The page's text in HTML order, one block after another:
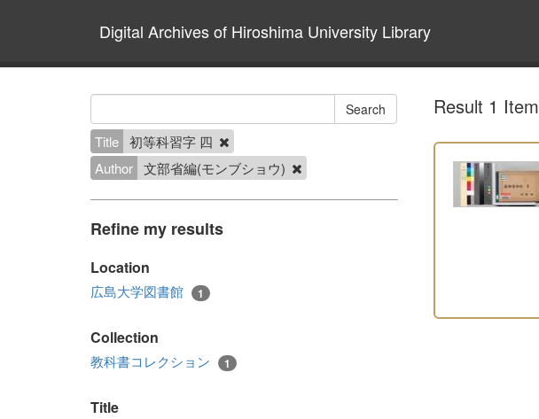
Digital Archives of Hiroshima University Library
Title 初等科習字 四
Author 文部省編(モンブショウ)
Refine my results
Location
広島大学図書館 1
Collection
教科書コレクション 1
Title
Result 1 Item